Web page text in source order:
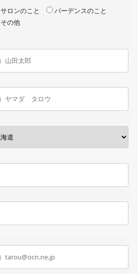
サロンのこと
バーデンスのこと
その他